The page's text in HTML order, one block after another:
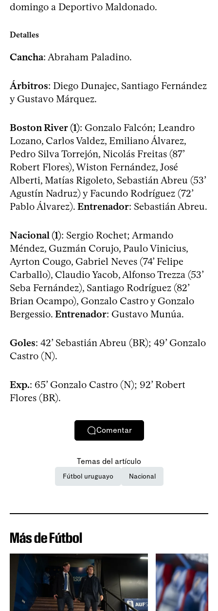
domingo a Deportivo Maldonado.
Detalles
Cancha: Abraham Paladino.
Árbitros: Diego Dunajec, Santiago Fernández
y Gustavo Márquez.
Boston River (1): Gonzalo Falcón; Leandro
Lozano, Carlos Valdez, Emiliano Álvarez,
Pedro Silva Torrejón, Nicolás Freitas (87’
Robert Flores), Wiston Fernández, José
Alberti, Matías Rigoleto, Sebastián Abreu (53’
Agustín Nadruz) y Facundo Rodríguez (72’
Pablo Álvarez). Entrenador: Sebastián Abreu.
Nacional (1): Sergio Rochet; Armando
Méndez, Guzmán Corujo, Paulo Vinicius,
Ayrton Cougo, Gabriel Neves (74’ Felipe
Carballo), Claudio Yacob, Alfonso Trezza (53’
Seba Fernández), Santiago Rodríguez (82’
Brian Ocampo), Gonzalo Castro y Gonzalo
Bergessio. Entrenador: Gustavo Munúa.
Goles: 42’ Sebastián Abreu (BR); 49’ Gonzalo
Castro (N).
Exp.: 65’ Gonzalo Castro (N); 92’ Robert
Flores (BR).
Comentar
Temas del artículo
Fútbol uruguayo Nacional
Más de Fútbol